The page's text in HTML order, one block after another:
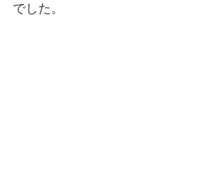
でした。